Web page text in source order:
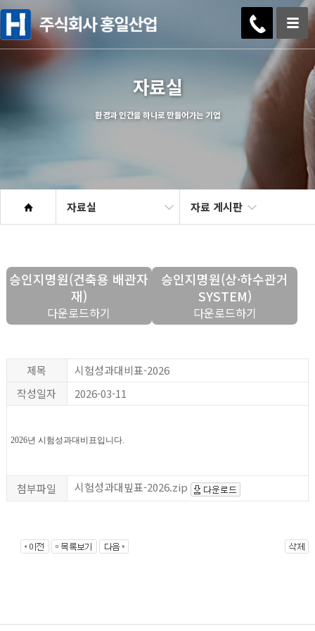
자료실
환경과 인간을 하나로 만들어가는 기업
자료실 자료 게시판
승인지명원(건축용 배관자
재)
다운로드하기
승인지명원(상·하수관거
SYSTEM)
다운로드하기
제목
시험성과대비표-2026
작성일자
2026-03-11
2026년 시험성과대비표입니다.
첨부파일 시험성과대빞표-2026.zip